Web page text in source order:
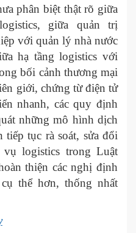
phân biệt thật rõ giữa
giữa quản trị
với quản lý nhà nước
hạ tầng logistics với
bối cảnh thương mại
giới, chứng từ điện tử
nhanh, các quy định
những mô hình dịch
tục rà soát, sửa đổi
logistics trong Luật
thiện các nghị định
thể hơn, thống nhất